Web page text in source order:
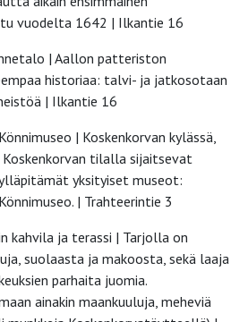
vuodelta 1642 | Ilkantie 16
| Aallon patteriston
historiaa: talvi- ja jatkosotaan
| Ilkantie 16
| Koskenkorvan kylässä,
tilalla sijaitsevat
yksityiset museot:
| Trahteerintie 3
kahvila ja terassi | Tarjolla on
suolaasta ja makoosta, sekä laaja
parhaita juomia.
ainakin maankuuluja, meheviä